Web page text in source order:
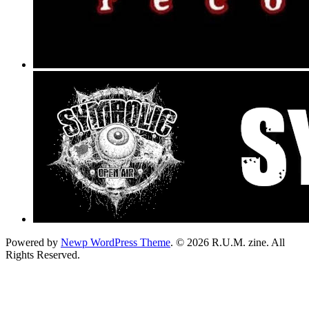
Powered by Newp WordPress Theme. © 2026 R.U.M. zine. All
Rights Reserved.